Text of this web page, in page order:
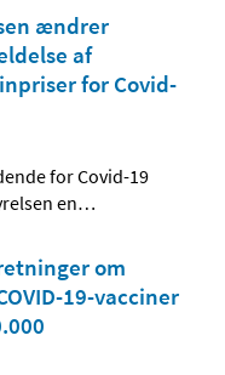
ændrer
af
for Covid-
for Covid-19
en…
om
19-vacciner